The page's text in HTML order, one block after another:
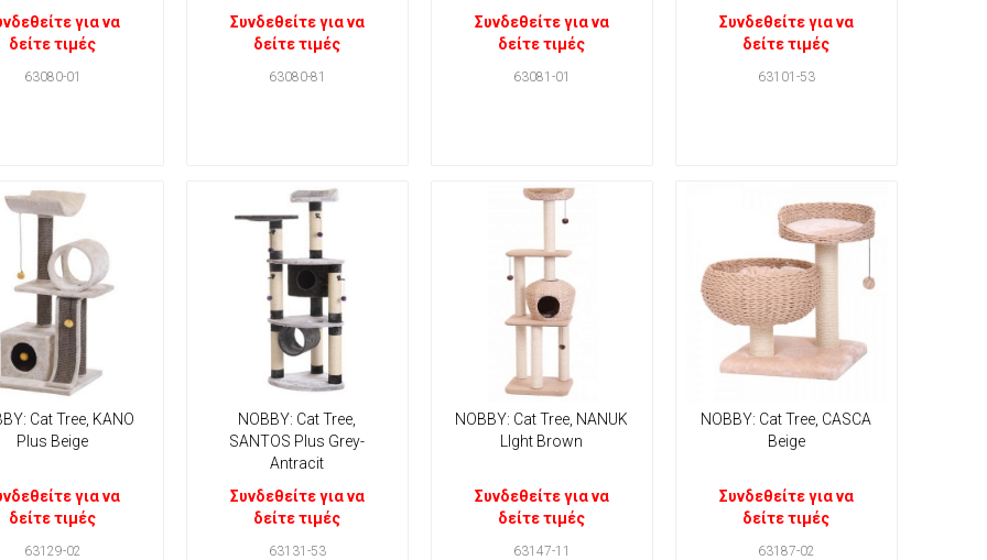
για να
δείτε τιμές
63080-01
Συνδεθείτε για να
δείτε τιμές
63080-81
Συνδεθείτε για να
δείτε τιμές
63081-01
Συνδεθείτε για να
δείτε τιμές
63101-53
Cat Tree, KANO
Plus Beige
για να
δείτε τιμές
63129-02
NOBBY: Cat Tree,
SANTOS Plus Grey-
Antracit
Συνδεθείτε για να
δείτε τιμές
63131-53
NOBBY: Cat Tree, NANUK
LIght Brown
Συνδεθείτε για να
δείτε τιμές
63147-11
NOBBY: Cat Tree, CASCA
Beige
Συνδεθείτε για να
δείτε τιμές
63187-02